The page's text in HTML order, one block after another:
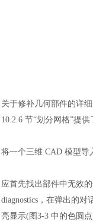
关于修补几何部件的详
10.2.6 节“划分网格”提
将一个三维 CAD 模型导
应首先找出部件中无效
diagnostics，在弹出的
亮显示(图3-3 中的色圆点)